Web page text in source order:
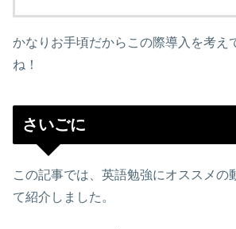
かなりお手頃だからこの際導入を考え
ね！
さいごに
この記事では、英語勉強にオススメの
て紹介しました。